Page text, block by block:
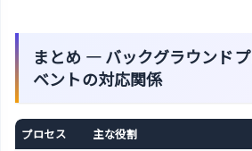
まとめ — バックグラウンド
ベントの対応関係
プロセス 主な役割